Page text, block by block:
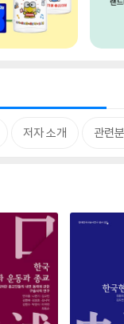
저자 소개 관련